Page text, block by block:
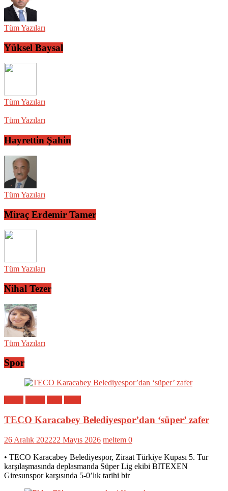
Tüm Yazıları
Yüksel Baysal
Tüm Yazıları
Tüm Yazıları
Hayrettin Şahin
Tüm Yazıları
Miraç Erdemir Tamer
Tüm Yazıları
Nihal Tezer
Tüm Yazıları
Spor
TECO Karacabey Belediyespor’dan ‘süper’ zafer
26 Aralık 202222 Mayıs 2026 meltem 0
• TECO Karacabey Belediyespor, Ziraat Türkiye Kupası 5. Tur
karşılaşmasında deplasmanda Süper Lig ekibi BITEXEN
Giresunspor karşısında 5-0’lık tarihi bir